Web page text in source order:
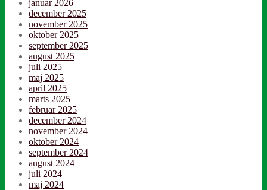
januar 2026
december 2025
november 2025
oktober 2025
september 2025
august 2025
juli 2025
maj 2025
april 2025
marts 2025
februar 2025
december 2024
november 2024
oktober 2024
september 2024
august 2024
juli 2024
maj 2024